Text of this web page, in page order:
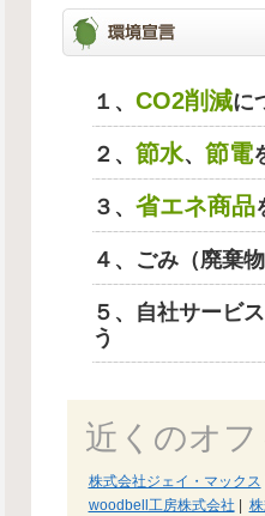
１、 CO2削減に
２、 節水、 節電
３、 省エネ商品
４、ごみ（廃棄
５、自社サービ
う
近くのオ
株式会社ジェイ・マックス
woodbell工房株式会社 |